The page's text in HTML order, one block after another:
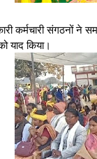
कर्मचारी संगठनों ने
याद किया।